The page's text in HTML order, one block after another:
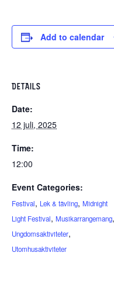
Add to calendar
DETAILS
Date:
12 juli, 2025
Time:
12:00
Event Categories:
Festival, Lek & tävling, Midnight
Light Festival, Musikarrangemang,
Ungdomsaktiviteter,
Utomhusaktiviteter